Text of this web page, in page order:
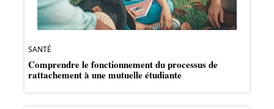
SANTÉ
Comprendre le fonctionnement du processus de
rattachement à une mutuelle étudiante